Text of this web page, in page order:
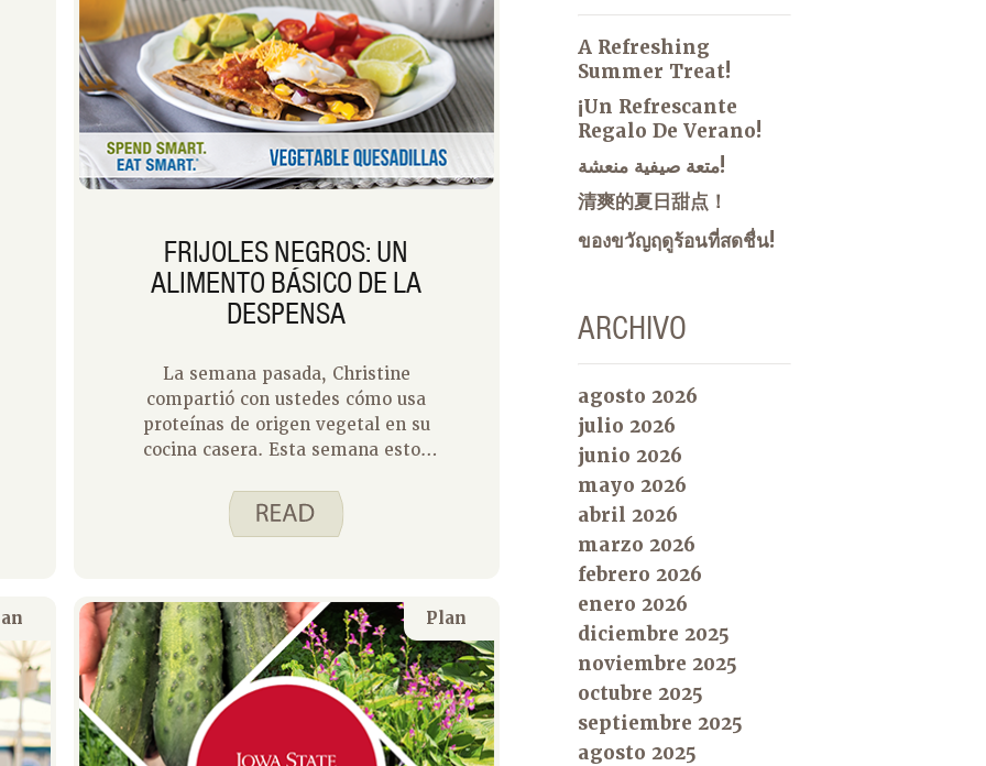
FRIJOLES NEGROS: UN
ALIMENTO BÁSICO DE LA
DESPENSA
La semana pasada, Christine
compartió con ustedes cómo usa
proteínas de origen vegetal en su
cocina casera. Esta semana estoy
negros. Una lata de frijoles negros
es un alimento básico de la
ocupados, necesito poder crear una
comida rápida en los días en que
nuestra agenda está llena. Los
frijoles negros enlatados me
permiten hacer eso. Aquí hay tres
Spend Smart. Come
inteligentemente. Recetas de platos
Plan
A Refreshing
Summer Treat!
¡Un Refrescante
Regalo De Verano!
متعة صيفية منعشة!
清爽的夏日甜点！
ของขวัญฤดูร้อนที่สดชื่น!
ARCHIVO
agosto 2026
julio 2026
junio 2026
mayo 2026
abril 2026
marzo 2026
febrero 2026
enero 2026
diciembre 2025
noviembre 2025
octubre 2025
septiembre 2025
agosto 2025